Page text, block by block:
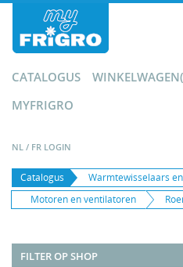
CATALOGUS
MYFRIGRO
NL / FR LOGIN
Catalogus
Warmtewisselaars
Motoren en ventilatoren
FILTER OP SHOP